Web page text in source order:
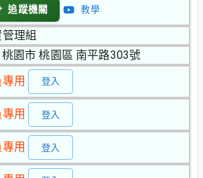
追蹤機關 教學
管理組
園市 桃園區 南平路303號
用 登入
用 登入
用 登入